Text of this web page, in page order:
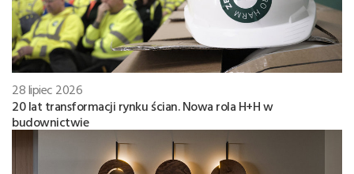
28 lipiec 2026
20 lat transformacji rynku ścian. Nowa rola H+H w
budownictwie